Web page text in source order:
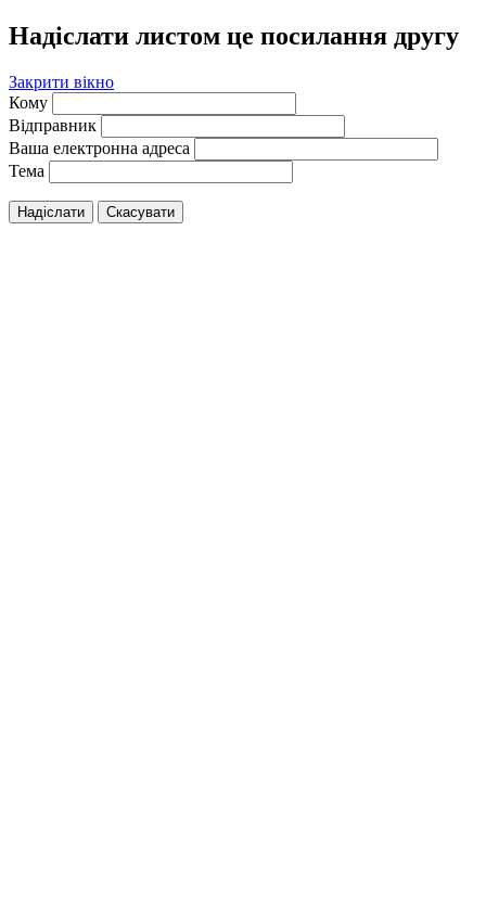
Надіслати листом це посилання другу
Закрити вікно
Кому
Відправник
Ваша електронна адреса
Тема
Надіслати Скасувати